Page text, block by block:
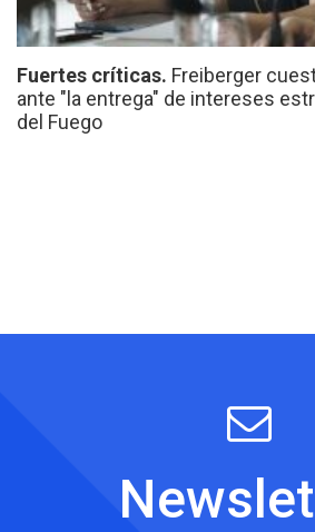
Fuertes críticas. Freiberger
ante "la entrega" de intereses
del Fuego